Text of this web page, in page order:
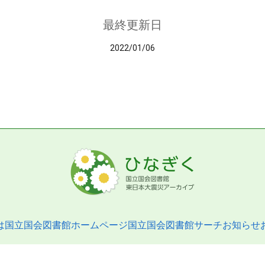
最終更新日
2022/01/06
国立国会図書館ホームページ国立国会図書館サーチお知らせ